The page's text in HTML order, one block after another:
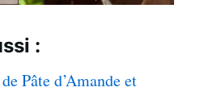
:
Pâte d’Amande et